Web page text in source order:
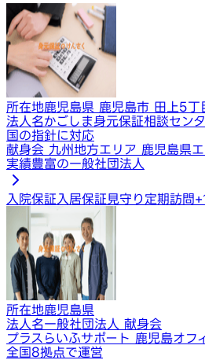
所在地鹿児島県 鹿児島市 田上5丁
法人名かごしま身元保証相談セン
国の指針に対応
献身会 九州地方エリア 鹿児島県
実績豊富の一般社団法人
入院保証 入居保証見守り定期訪問+
所在地鹿児島県
法人名一般社団法人 献身会
プラスらいふサポート 鹿児島オフ
全国8拠点で運営